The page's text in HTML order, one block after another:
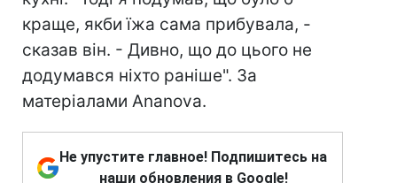
краще, якби їжа сама прибувала, -
сказав він. - Дивно, що до цього не
додумався ніхто раніше". За
матеріалами Ananova.
Не упустите главное! Подпишитесь на
наши обновления в Google!